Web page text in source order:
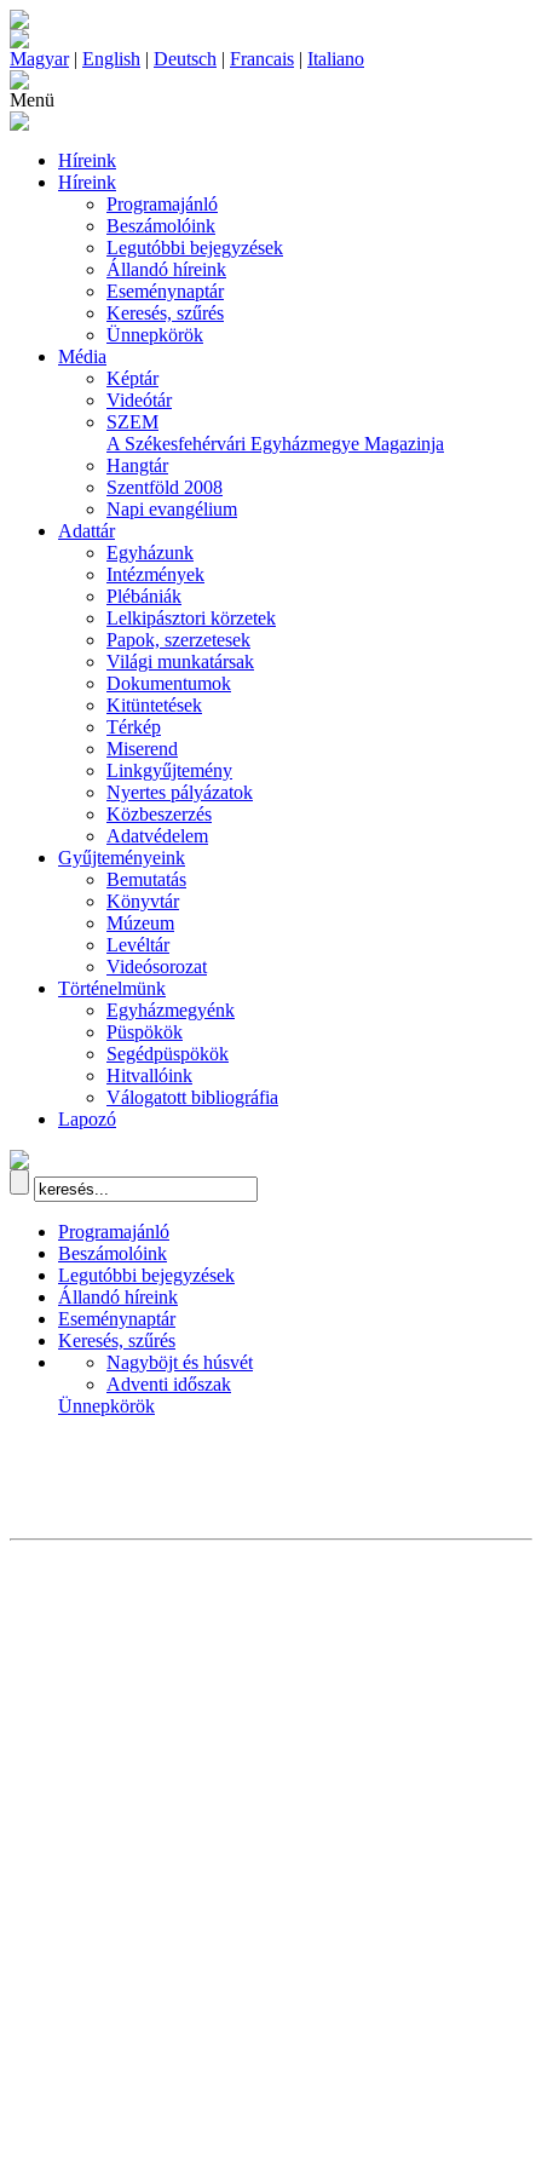
Magyar| English | Deutsch | Francais | Italiano
Menü
Híreink
Híreink
Programajánló
Beszámolóink
Legutóbbi bejegyzések
Állandó híreink
Eseménynaptár
Keresés, szűrés
Ünnepkörök
Média
Képtár
Videótár
SZEM
A Székesfehérvári Egyházmegye Magazinja
Hangtár
Szentföld 2008
Napi evangélium
Adattár
Egyházunk
Intézmények
Plébániák
Lelkipásztori körzetek
Papok, szerzetesek
Világi munkatársak
Dokumentumok
Kitüntetések
Térkép
Miserend
Linkgyűjtemény
Nyertes pályázatok
Közbeszerzés
Adatvédelem
Gyűjteményeink
Bemutatás
Könyvtár
Múzeum
Levéltár
Videósorozat
Történelmünk
Egyházmegyénk
Püspökök
Segédpüspökök
Hitvallóink
Válogatott bibliográfia
Lapozó
Programajánló
Beszámolóink
Legutóbbi bejegyzések
Állandó híreink
Eseménynaptár
Keresés, szűrés
Nagyböjt és húsvét
Adventi időszak
Ünnepkörök